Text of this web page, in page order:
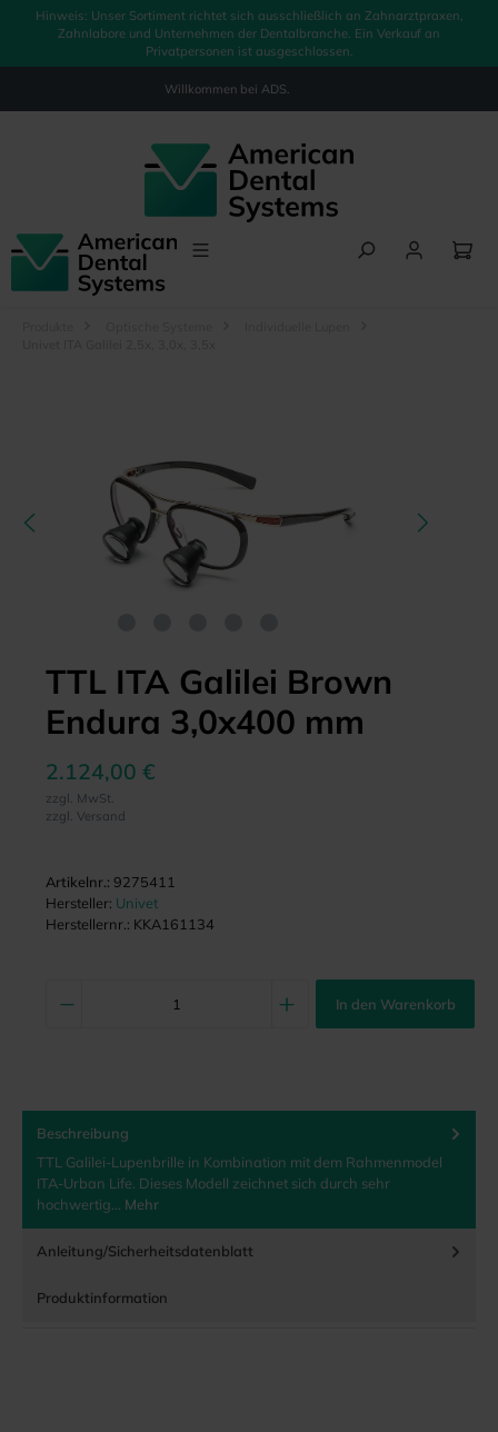
springen
Hinweis: Unser Sortiment richtet sich ausschließlich an Zahnarztpraxen,
Zahnlabore und Unternehmen der Dentalbranche. Ein Verkauf an
Privatpersonen ist ausgeschlossen.
Willkommen bei ADS.
TTL ITA Galilei Brown
Endura 3,0x400 mm
2.124,00 €
zzgl. MwSt.
zzgl. Versand
Artikelnr.: 9275411
Hersteller: Univet
Herstellernr.: KKA161134
In den Warenkorb
Beschreibung
TTL Galilei-Lupenbrille in Kombination mit dem Rahmenmodel
ITA-Urban Life. Dieses Modell zeichnet sich durch sehr
hochwertig… Mehr
Anleitung/Sicherheitsdatenblatt
Produktinformation